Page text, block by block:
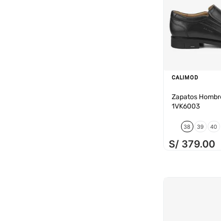
CALIMOD
Zapatos
1VK6003
38 39 40
S/ 379.00